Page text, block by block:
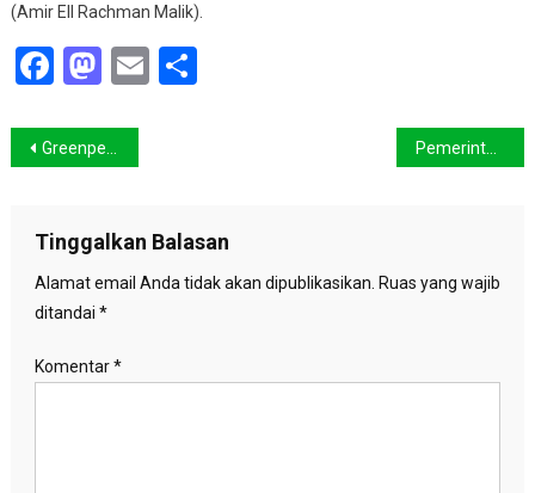
(Amir Ell Rachman Malik).
Facebook
Mastodon
EmailShare
Navigasi
Greenpeace : Saatnya Gunakan Energi Terbaharukan Pemerintah Bantah Kehilangan Hutan 5 juta Ha
Tinggalkan Balasan
Alamat email Anda tidak akan dipublikasikan. Ruas yang wajib
ditandai *
Komentar*